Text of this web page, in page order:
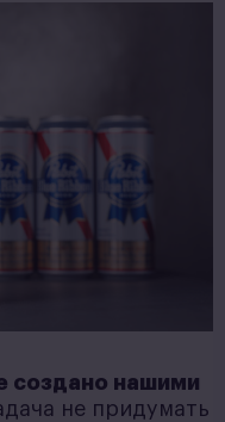
создано нашими
не придумать